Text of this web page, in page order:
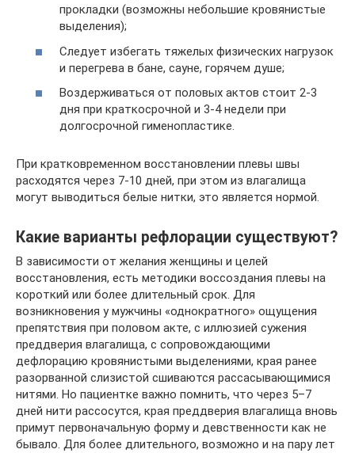
прокладки (возможны небольшие кровянистые
выделения);
Следует избегать тяжелых физических нагрузок
и перегрева в бане, сауне, горячем душе;
Воздерживаться от половых актов стоит 2-3
дня при краткосрочной и 3-4 недели при
долгосрочной гименопластике.
При кратковременном восстановлении плевы швы
расходятся через 7-10 дней, при этом из влагалища
могут выводиться белые нитки, это является нормой.
Какие варианты рефлорации существуют?
В зависимости от желания женщины и целей
восстановления, есть методики воссоздания плевы на
короткий или более длительный срок. Для
возникновения у мужчины «однократного» ощущения
препятствия при половом акте, с иллюзией сужения
преддверия влагалища, с сопровождающими
дефлорацию кровянистыми выделениями, края ранее
разорванной слизистой сшиваются рассасывающимися
нитями. Но пациентке важно помнить, что через 5–7
дней нити рассосутся, края преддверия влагалища вновь
примут первоначальную форму и девственности как не
бывало. Для более длительного, возможно и на пару лет